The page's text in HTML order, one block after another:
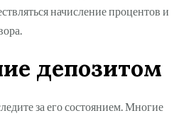
начисление процентов и
депозитом
за его состоянием. Многие